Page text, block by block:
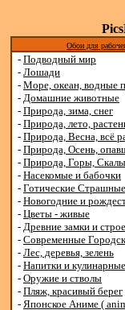
Обои для
- Подводный мир
- Лошади
- Море, океан, водные
- Домашние животные
- Природа, зима, снег
- Природа, лето,
- Природа, Весна, всё
- Природа, Осень,
- Природа, Горы, Скалы
- Насекомые и бабочки
- Готические
- Новогодние и
- Цветы - живые
- Древние замки и
- Современные
- Лес, деревья, зелень
- Напитки и
- Оружие и стволы
- Пляж, красивый берег
- Японское Аниме (